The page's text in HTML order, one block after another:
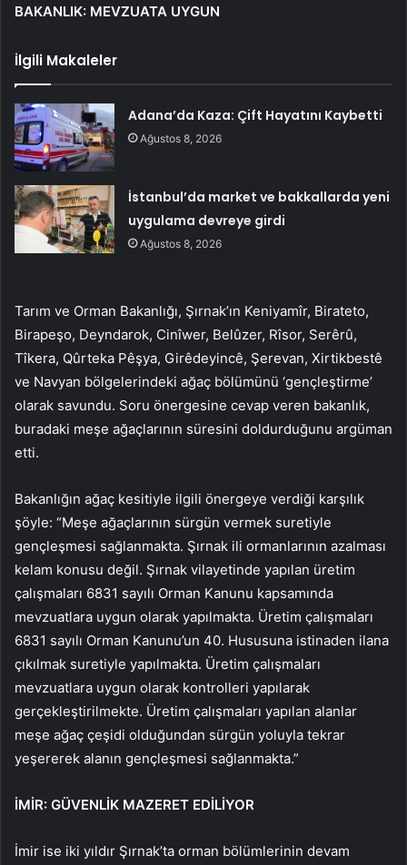
BAKANLIK: MEVZUATA UYGUN
İlgili Makaleler
Adana’da Kaza: Çift Hayatını Kaybetti
Ağustos 8, 2026
İstanbul’da market ve bakkallarda yeni
uygulama devreye girdi
Ağustos 8, 2026
Tarım ve Orman Bakanlığı, Şırnak’ın Keniyamîr, Birateto,
Birapeşo, Deyndarok, Cinîwer, Belûzer, Rîsor, Serêrû,
Tîkera, Qûrteka Pêşya, Girêdeyincê, Şerevan, Xirtikbestê
ve Navyan bölgelerindeki ağaç bölümünü ‘gençleştirme’
olarak savundu. Soru önergesine cevap veren bakanlık,
buradaki meşe ağaçlarının süresini doldurduğunu argüman
etti.
Bakanlığın ağaç kesitiyle ilgili önergeye verdiği karşılık
şöyle: “Meşe ağaçlarının sürgün vermek suretiyle
gençleşmesi sağlanmakta. Şırnak ili ormanlarının azalması
kelam konusu değil. Şırnak vilayetinde yapılan üretim
çalışmaları 6831 sayılı Orman Kanunu kapsamında
mevzuatlara uygun olarak yapılmakta. Üretim çalışmaları
6831 sayılı Orman Kanunu’un 40. Hususuna istinaden ilana
çıkılmak suretiyle yapılmakta. Üretim çalışmaları
mevzuatlara uygun olarak kontrolleri yapılarak
gerçekleştirilmekte. Üretim çalışmaları yapılan alanlar
meşe ağaç çeşidi olduğundan sürgün yoluyla tekrar
yeşererek alanın gençleşmesi sağlanmakta.”
İMİR: GÜVENLİK MAZERET EDİLİYOR
İmir ise iki yıldır Şırnak’ta orman bölümlerinin devam